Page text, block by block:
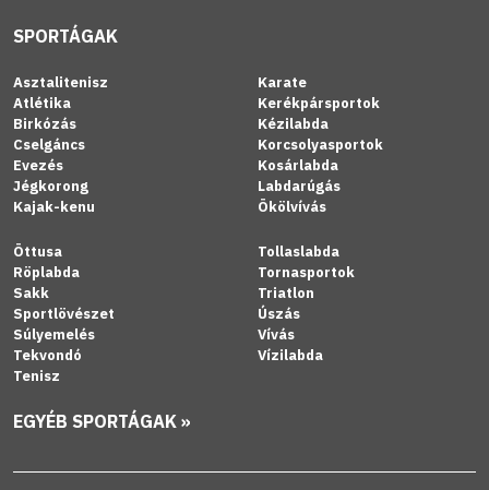
SPORTÁGAK
Asztalitenisz
Atlétika
Birkózás
Cselgáncs
Evezés
Jégkorong
Kajak-kenu
Karate
Kerékpársportok
Kézilabda
Korcsolyasportok
Kosárlabda
Labdarúgás
Ökölvívás
Öttusa
Röplabda
Sakk
Sportlövészet
Súlyemelés
Tekvondó
Tenisz
Tollaslabda
Tornasportok
Triatlon
Úszás
Vívás
Vízilabda
EGYÉB SPORTÁGAK »